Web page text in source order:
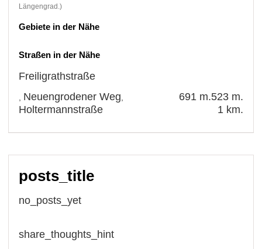
Längengrad.)
Gebiete in der Nähe
Straßen in der Nähe
Freiligrathstraße
523 m.
Neuengrodener Weg 691 m.
Holtermannstraße 1 km.
posts_title
no_posts_yet
share_thoughts_hint